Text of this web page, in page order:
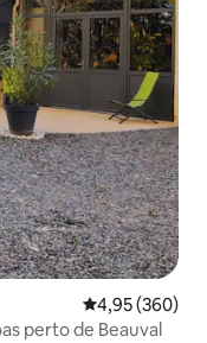
4,95 de uma
4,95 (360)
perto de Beauval